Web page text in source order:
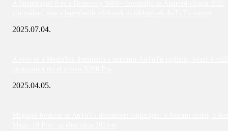
2025.07.04.
2025.04.05.